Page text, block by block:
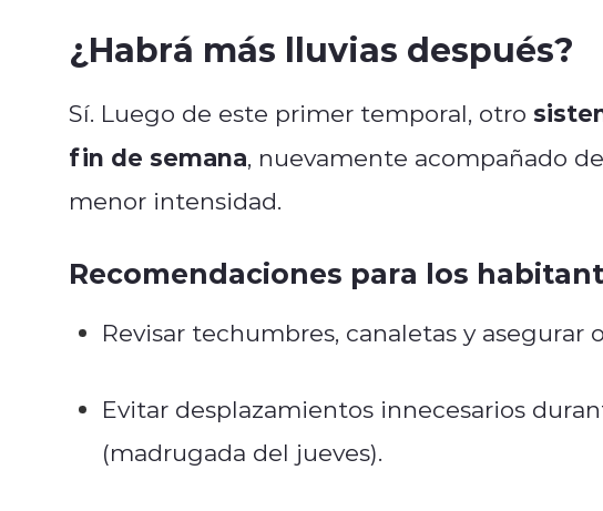
¿Habrá más lluvias después?
Sí. Luego de este primer temporal, otro
fin de semana, nuevamente acompañado
menor intensidad.
Recomendaciones para los
Revisar techumbres, canaletas y asegurar
Evitar desplazamientos innecesarios
(madrugada del jueves).